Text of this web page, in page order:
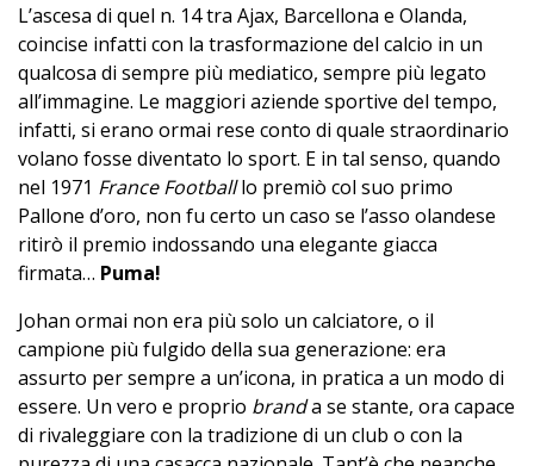
L’ascesa di quel n. 14 tra Ajax, Barcellona e Olanda,
coincise infatti con la trasformazione del calcio in un
qualcosa di sempre più mediatico, sempre più legato
all’immagine. Le maggiori aziende sportive del tempo,
infatti, si erano ormai rese conto di quale straordinario
volano fosse diventato lo sport. E in tal senso, quando
nel 1971 France Footballlo premiò col suo primo
Pallone d’oro, non fu certo un caso se l’asso olandese
ritirò il premio indossando una elegante giacca
firmata… Puma!
Johan ormai non era più solo un calciatore, o il
campione più fulgido della sua generazione: era
assurto per sempre a un’icona, in pratica a un modo di
essere. Un vero e proprio branda se stante, ora capace
di rivaleggiare con la tradizione di un club o con la